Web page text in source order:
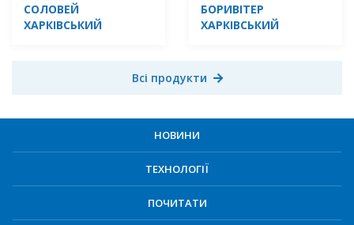
СОЛОВЕЙ
ХАРКІВСЬКИЙ
БОРИВІТЕР
ХАРКІВСЬКИЙ
Всі продукти
НОВИНИ
ТЕХНОЛОГІЇ
ПОЧИТАТИ